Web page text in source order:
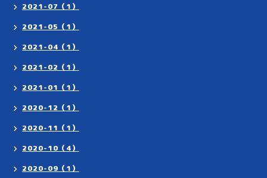
2021-07（1）
2021-05（1）
2021-04（1）
2021-02（1）
2021-01（1）
2020-12（1）
2020-11（1）
2020-10（4）
2020-09（1）